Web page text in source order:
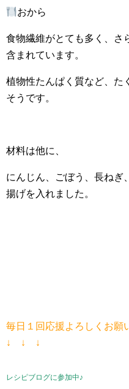
おから
食物繊維がとても多く、さ
含まれています。
植物性たんぱく質など、た
そうです。
材料は他に、
にんじん、ごぼう、長ねぎ
揚げを入れました。
毎日１回応援よろしくお願
↓ ↓ ↓
レシピブログに参加中♪